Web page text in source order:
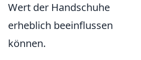
Wert der Handschuhe
erheblich beeinflussen
können.